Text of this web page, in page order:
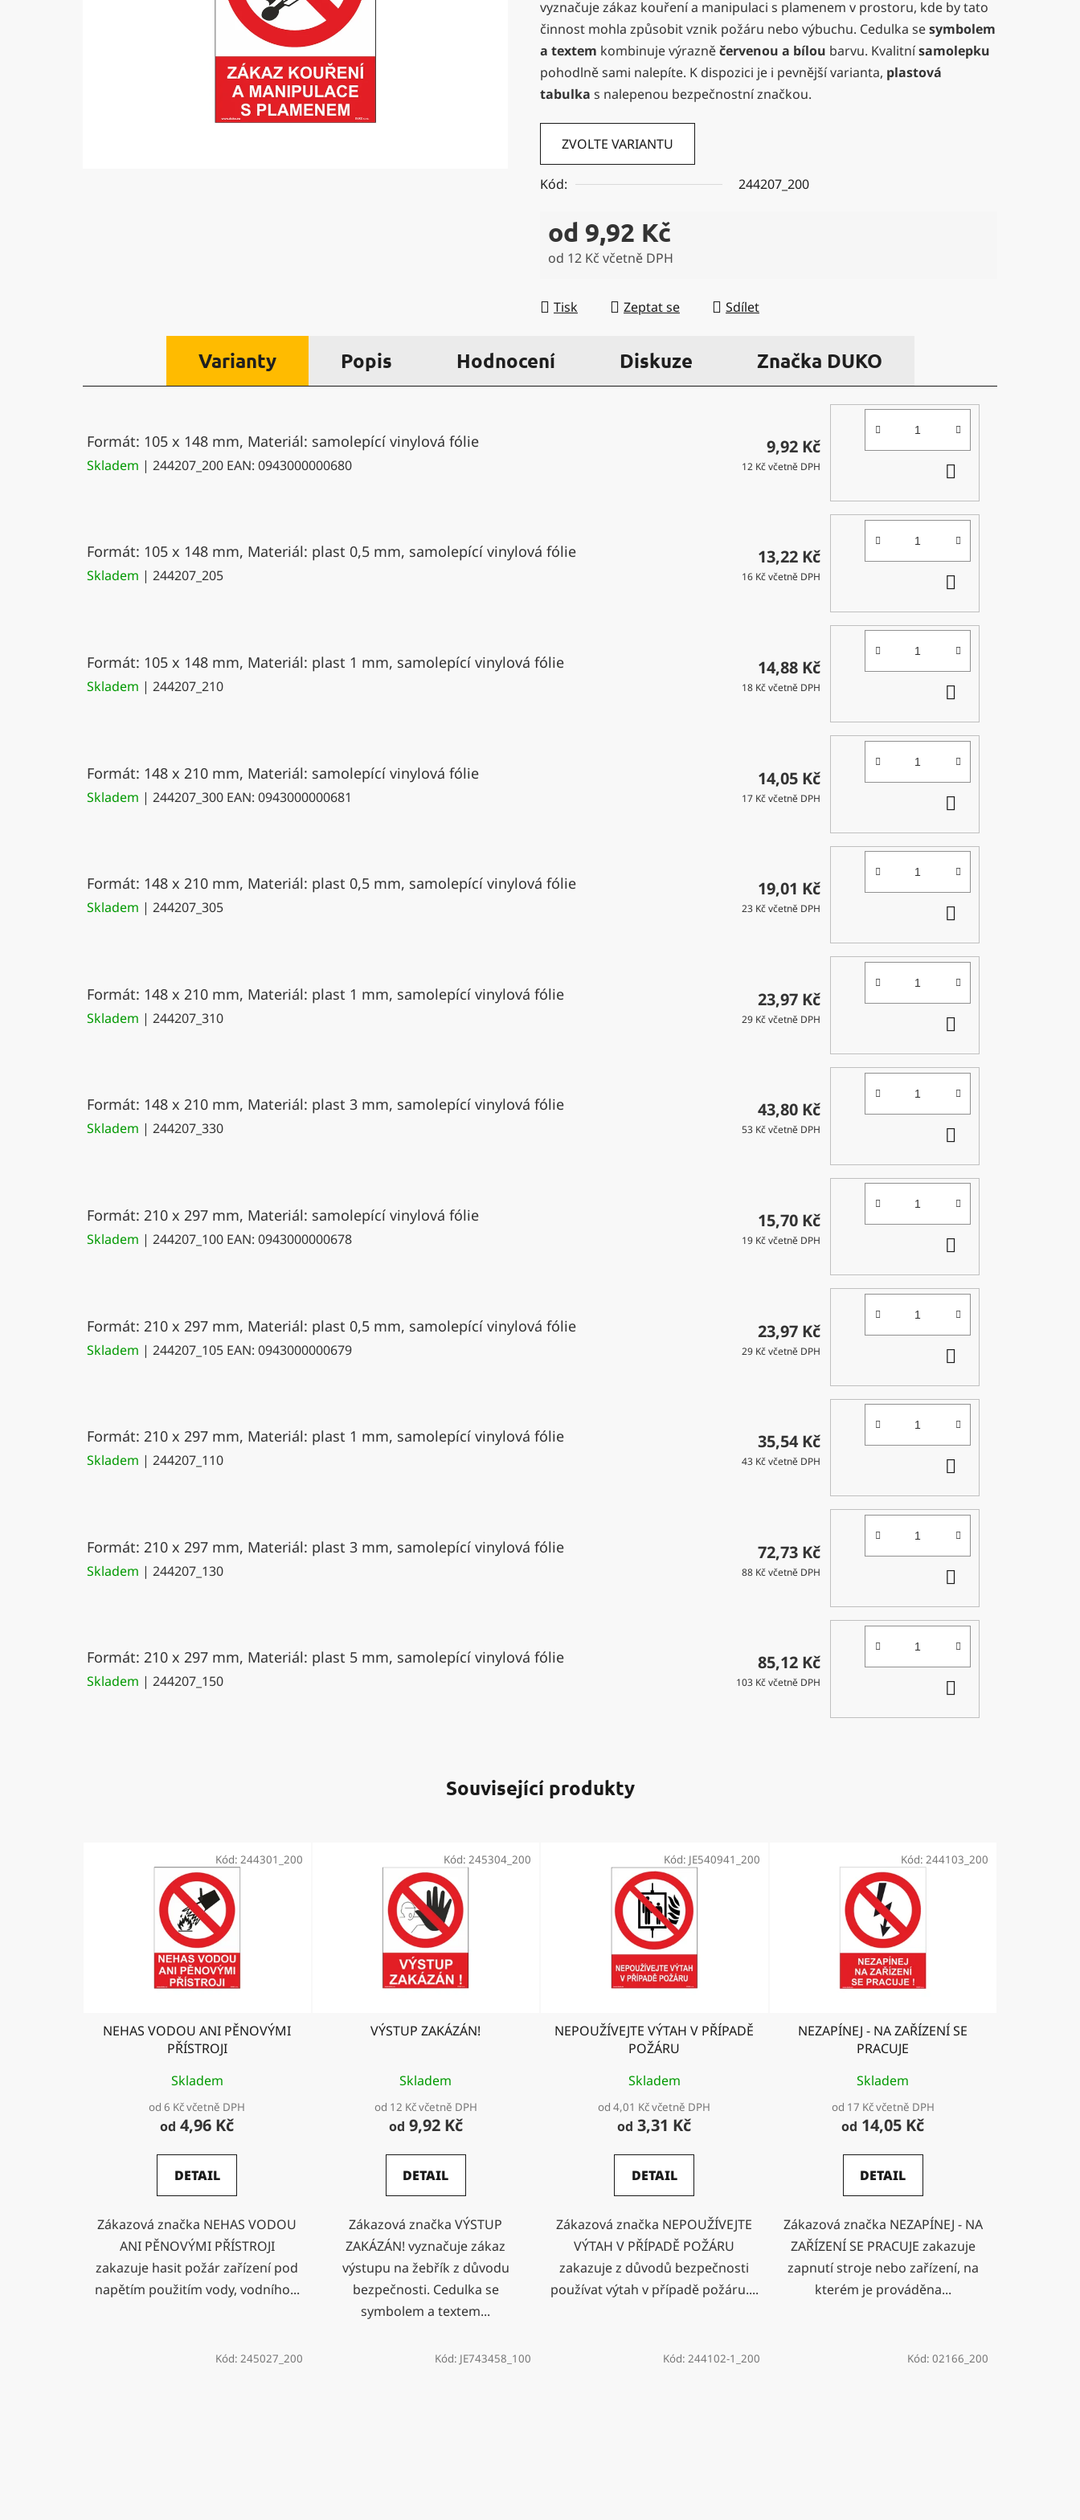
0,0
z
5
hvězdiček.
vyznačuje zákaz kouření a manipulaci s plamenem v prostoru, kde by tato
činnost mohla způsobit vznik požáru nebo výbuchu. Cedulka sesymbolem
a textem kombinuje výrazněčervenou a bílou barvu. Kvalitnísamolepku
pohodlně sami nalepíte. K dispozici je i pevnější varianta, plastová
tabulka s nalepenou bezpečnostní značkou.
ZVOLTE VARIANTU
Kód: 244207_200
od 9,92 Kč
od 12 Kč včetně DPH
Tisk
Zeptat se Sdílet
Varianty Popis Hodnocení Diskuze Značka DUKO
Formát: 105 x 148 mm, Materiál: samolepící vinylová fólie
Skladem | 244207_200 EAN: 0943000000680
9,92 Kč
12 Kč včetně DPH
KOŠÍKU
Formát: 105 x 148 mm, Materiál: plast 0,5 mm, samolepící vinylová fólie
Skladem | 244207_205
13,22 Kč
16 Kč včetně DPH
KOŠÍKU
Formát: 105 x 148 mm, Materiál: plast 1 mm, samolepící vinylová fólie
Skladem | 244207_210
14,88 Kč
18 Kč včetně DPH
KOŠÍKU
Formát: 148 x 210 mm, Materiál: samolepící vinylová fólie
Skladem | 244207_300 EAN: 0943000000681
14,05 Kč
17 Kč včetně DPH
KOŠÍKU
Formát: 148 x 210 mm, Materiál: plast 0,5 mm, samolepící vinylová fólie
Skladem | 244207_305
19,01 Kč
23 Kč včetně DPH
KOŠÍKU
Formát: 148 x 210 mm, Materiál: plast 1 mm, samolepící vinylová fólie
Skladem | 244207_310
23,97 Kč
29 Kč včetně DPH
KOŠÍKU
Formát: 148 x 210 mm, Materiál: plast 3 mm, samolepící vinylová fólie
Skladem | 244207_330
43,80 Kč
53 Kč včetně DPH
KOŠÍKU
Formát: 210 x 297 mm, Materiál: samolepící vinylová fólie
Skladem | 244207_100 EAN: 0943000000678
15,70 Kč
19 Kč včetně DPH
KOŠÍKU
Formát: 210 x 297 mm, Materiál: plast 0,5 mm, samolepící vinylová fólie
Skladem | 244207_105 EAN: 0943000000679
23,97 Kč
29 Kč včetně DPH
KOŠÍKU
Formát: 210 x 297 mm, Materiál: plast 1 mm, samolepící vinylová fólie
Skladem | 244207_110
35,54 Kč
43 Kč včetně DPH
KOŠÍKU
Formát: 210 x 297 mm, Materiál: plast 3 mm, samolepící vinylová fólie
Skladem | 244207_130
72,73 Kč
88 Kč včetně DPH
KOŠÍKU
Formát: 210 x 297 mm, Materiál: plast 5 mm, samolepící vinylová fólie
Skladem | 244207_150
85,12 Kč
103 Kč včetně DPH
KOŠÍKU
Související produkty
NEHAS VODOU ANI PĚNOVÝMI
PŘÍSTROJI
Skladem
od 6 Kč včetně DPH
od 4,96 Kč
DETAIL
Zákazová značka NEHAS VODOU
ANI PĚNOVÝMI PŘÍSTROJI
zakazuje hasit požár zařízení pod
napětím použitím vody, vodního...
Kód: 244301_200
VÝSTUP ZAKÁZÁN!
Skladem
od 12 Kč včetně DPH
od 9,92 Kč
DETAIL
Zákazová značka VÝSTUP
ZAKÁZÁN! vyznačuje zákaz
výstupu na žebřík z důvodu
bezpečnosti. Cedulka se
symbolem a textem...
Kód: 245304_200
NEPOUŽÍVEJTE VÝTAH V PŘÍPADĚ
POŽÁRU
Skladem
od 4,01 Kč včetně DPH
od 3,31 Kč
DETAIL
Zákazová značka NEPOUŽÍVEJTE
VÝTAH V PŘÍPADĚ POŽÁRU
zakazuje z důvodů bezpečnosti
používat výtah v případě požáru....
Kód: JE540941_200
NEZAPÍNEJ - NA ZAŘÍZENÍ SE
PRACUJE
Skladem
od 17 Kč včetně DPH
od 14,05 Kč
DETAIL
Zákazová značka NEZAPÍNEJ - NA
ZAŘÍZENÍ SE PRACUJE zakazuje
zapnutí stroje nebo zařízení, na
kterém je prováděna...
Kód: 244103_200
Kód: 245027_200 Kód: JE743458_100 Kód: 244102-1_200 Kód: 02166_200